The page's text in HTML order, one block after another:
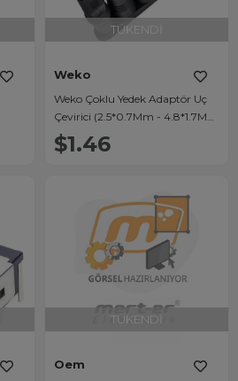
TÜKENDI
Weko
Weko Çoklu Yedek Adaptör Uç
Çevirici (2.5*0.7Mm - 4.8*1.7Mm
- 3.0*1.1Mm - 4.0*1.7Mm - Micro
Usb)
$1.46
TÜKENDI
Oem